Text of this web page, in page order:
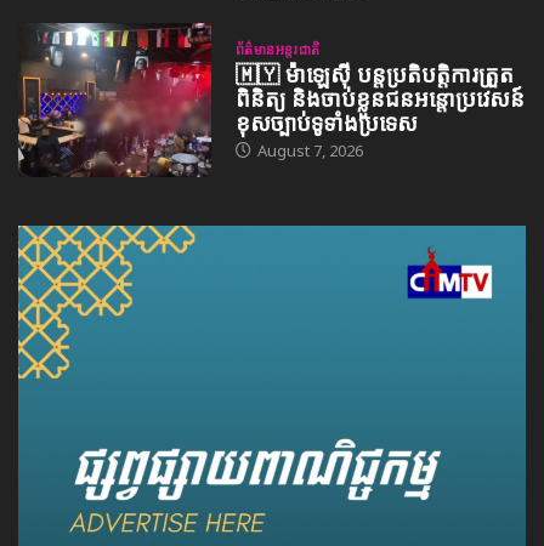
ព័ត៌មានអន្តរជាតិ
🇲🇾 ម៉ាឡេស៊ី បន្តប្រតិបត្តិការត្រួត
ពិនិត្យ និងចាប់ខ្លួនជនអន្តោប្រវេសន៍
ខុសច្បាប់ទូទាំងប្រទេស
August 7, 2026